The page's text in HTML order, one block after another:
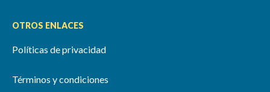
OTROS ENLACES
Políticas de privacidad
Términos y condiciones